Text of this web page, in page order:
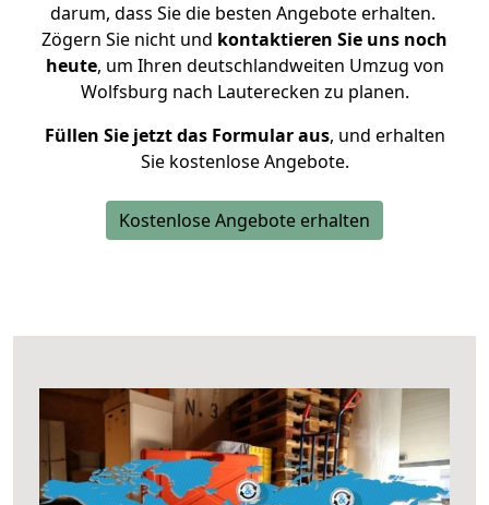
darum, dass Sie die besten Angebote erhalten.
Zögern Sie nicht und kontaktieren Sie uns noch
heute, um Ihren deutschlandweiten Umzug von
Wolfsburg nach Lauterecken zu planen.
Füllen Sie jetzt das Formular aus, und erhalten
Sie kostenlose Angebote.
Kostenlose Angebote erhalten